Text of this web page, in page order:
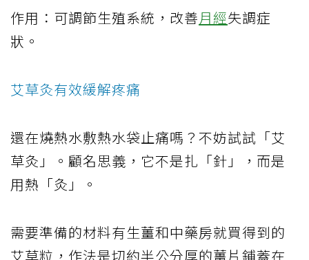
作用：可調節生殖系統，改善月經失調症
狀。
艾草灸有效緩解疼痛
還在燒熱水敷熱水袋止痛嗎？不妨試試「艾
草灸」。顧名思義，它不是扎「針」，而是
用熱「灸」。
需要準備的材料有生薑和中藥房就買得到的
艾草粒，作法是切約半公分厚的薑片鋪蓋在